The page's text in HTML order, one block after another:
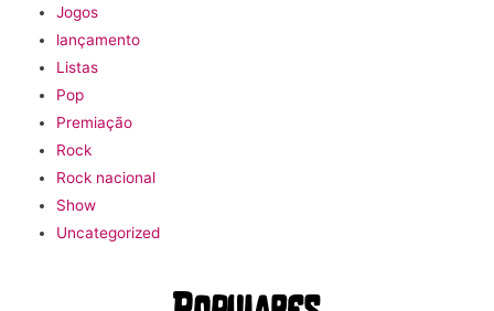
Jogos
lançamento
Listas
Pop
Premiação
Rock
Rock nacional
Show
Uncategorized